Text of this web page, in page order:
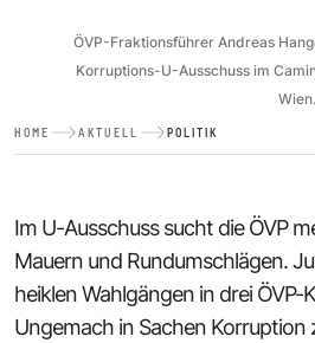
ÖVP-Fraktionsführer Andreas
Korruptions-U-Ausschuss im
Wien.
HOME AKTUELL POLITIK
Im U-Ausschuss sucht die ÖVP
Mauern und Rundumschlägen.
heiklen Wahlgängen in drei ÖVP-
Ungemach in Sachen Korruption